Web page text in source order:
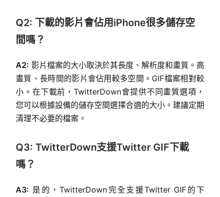
Q2: 下載的影片會佔用iPhone很多儲存空
間嗎？
A2: 影片檔案的大小取決於其長度、解析度和畫質。高
畫質、長時間的影片會佔用較多空間。GIF檔案相對較
小。在下載前，TwitterDown會提供不同畫質選項，
您可以根據設備的儲存空間選擇合適的大小。建議定期
清理不必要的檔案。
Q3: TwitterDown支援Twitter GIF下載
嗎？
A3: 是的，TwitterDown完全支援Twitter GIF的下